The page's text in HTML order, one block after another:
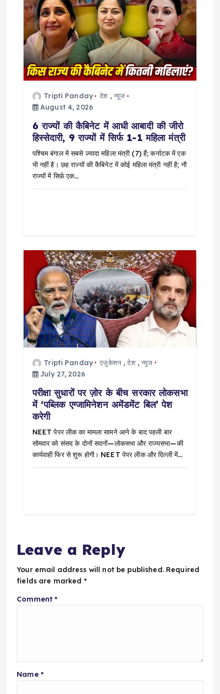
g
a
t
Tripti Panday देश , न्यूज
August 4, 2026
6 राज्यों की कैबिनेट में आधी आबादी की जीरो
हिस्सेदारी, 9 राज्यों में सिर्फ 1-1 महिला मंत्री
पश्चिम बंगाल में सबसे ज़्यादा महिला मंत्री (7) हैं; कर्नाटक में एक
भी नहीं है। छह राज्यों की कैबिनेट में कोई महिला मंत्री नहीं है; नौ
राज्यों में सिर्फ़ एक…
Tripti Panday एजुकेशन,देश,न्यूज
July 27, 2026
परीक्षा सुधारों पर ज़ोर के बीच सरकार लोकसभा
में ‘पब्लिक एग्जामिनेशन अमेंडमेंट बिल’ पेश
करेगी
NEET पेपर लीक का मामला सामने आने के बाद पहली बार
सोमवार को संसद के दोनों सदनों—लोकसभा और राज्यसभा—की
कार्यवाही फिर से शुरू होगी। NEET पेपर लीक और दिल्ली में…
Leave a Reply
Your email address will not be published. Required
fields are marked *
Comment*
Name *